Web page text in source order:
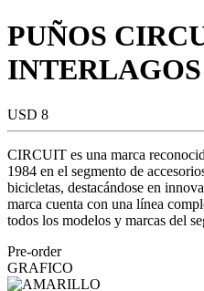
PUÑOS
INTERLAGOS
USD 8
CIRCUIT es una marca
1984 en el segmento de
bicicletas, destacándose en
marca cuenta con una línea
todos los modelos y marcas del
Pre-order
GRAFICO